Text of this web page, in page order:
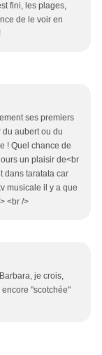
fini, les plages,
de le voir en
ses premiers
aubert ou du
! Quel chance de
un plaisir de<br
dans taratata car
musicale il y a que
<br />
je crois,
"scotchée"